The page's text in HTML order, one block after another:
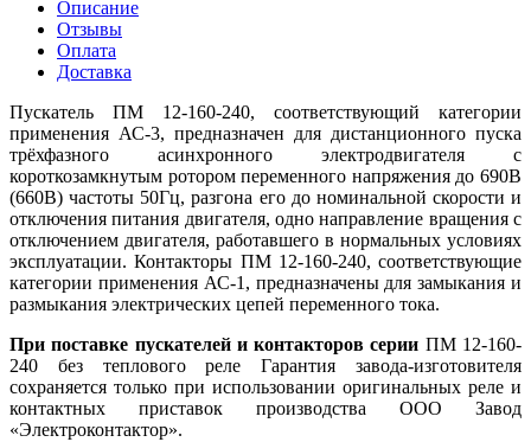
Описание
Отзывы
Оплата
Доставка
Пускатель ПМ 12-160-240, соответствующий категории
применения АС-3, предназначен для дистанционного пуска
трёхфазного асинхронного электродвигателя с
короткозамкнутым ротором переменного напряжения до 690В
(660В) частоты 50Гц, разгона его до номинальной скорости и
отключения питания двигателя, одно направление вращения с
отключением двигателя, работавшего в нормальных условиях
эксплуатации. Контакторы ПМ 12-160-240, соответствующие
категории применения АС-1, предназначены для замыкания и
размыкания электрических цепей переменного тока.
При поставке пускателей и контакторов серии ПМ 12-160-
240 без теплового реле Гарантия завода-изготовителя
сохраняется только при использовании оригинальных реле и
контактных приставок производства ООО Завод
«Электроконтактор».